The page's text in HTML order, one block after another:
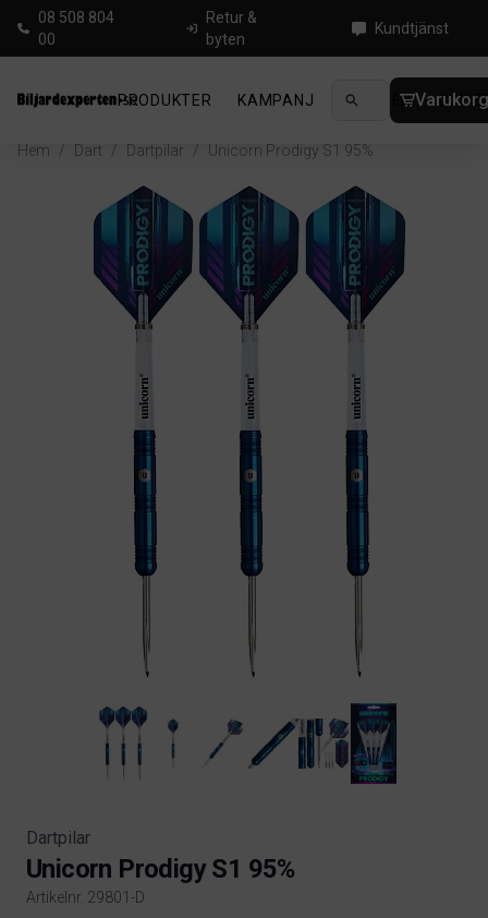
08 508 804
00
Retur &
byten
Kundtjänst
PRODUKTER KAMPANJ NYHETER
Hem / Dart / Dartpilar / Unicorn Prodigy S1 95%
Dartpilar
Unicorn Prodigy S1 95%
Artikelnr. 29801-D